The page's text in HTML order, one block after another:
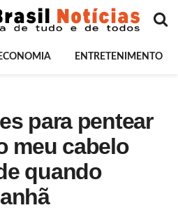
ECONOMIA ENTRETENIMENTO
para pentear
meu cabelo
quando